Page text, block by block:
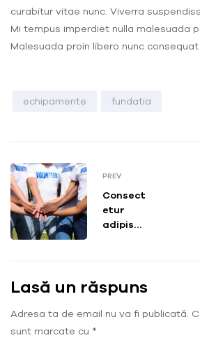
curabitur vitae nunc. Viverra
Mi tempus imperdiet nulla malesuada
Malesuada proin libero nunc consequat
echipamente fundatia
PREV
Consect
etur
adipisci
Lasă un răspuns
Adresa ta de email nu va fi publicată.
sunt marcate cu *